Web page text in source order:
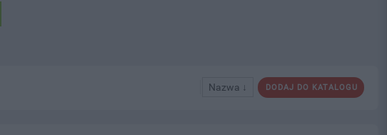
DODAJ DO KATALOGU
Nazwa ↓